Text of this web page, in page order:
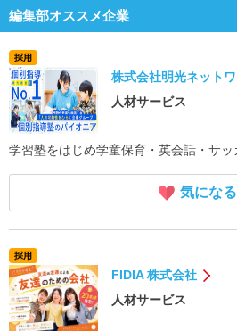
編集部オススメ企業
採用
株式会社明光ネット
人材サービス
学習塾をはじめ学童保育・英会話・サ
気になる
採用
FIDIA 株式会社
人材サービス